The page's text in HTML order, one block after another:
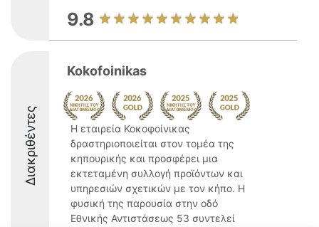
9.8
Διακριθέντες
Kokofoinikas
Η εταιρεία Κοκοφοίνικας
δραστηριοποιείται στον τομέα της
κηπουρικής και προσφέρει μια
εκτεταμένη συλλογή προϊόντων και
υπηρεσιών σχετικών με τον κήπο. Η
φυσική της παρουσία στην οδό
Εθνικής Αντιστάσεως 53 συντελεί